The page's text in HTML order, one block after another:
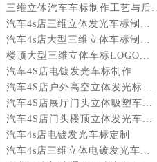
三维立体汽车车标制作工艺与后...
汽车4s店三维立体发光车标制...
汽车4s店大型三维立体车标制...
楼顶大型三维立体车标LOGO...
汽车4S店电镀发光车标制作
汽车4S店户外高空立体发光标...
汽车4S店展厅门头立体吸塑车...
汽车4S店门头楼顶立体发光车...
汽车4s店电镀发光车标定制
汽车4s店三维立体电镀发光车...